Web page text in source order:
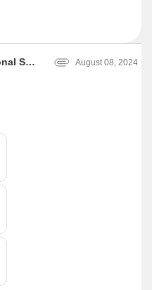
nino maghradze, National Statistics Office of Georgia August 08, 2024